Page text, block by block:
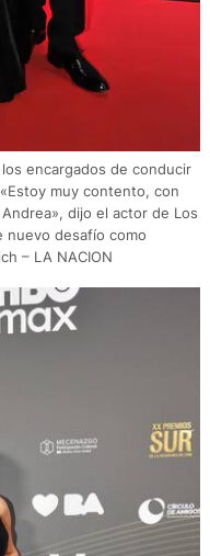
encargados de conducir
muy contento, con
dijo el actor de Los
nuevo desafío como
– LA NACION